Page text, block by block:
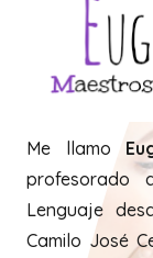
Me llamo
profesorado
Lenguaje
Camilo José